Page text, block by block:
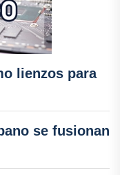
lienzos para
se fusionan